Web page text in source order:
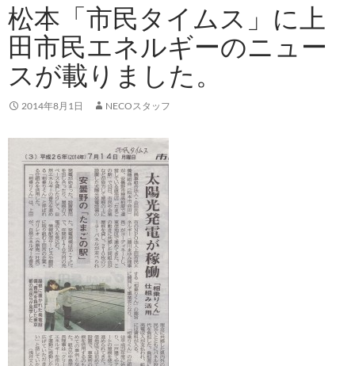
松本「市民タイムス」に上
田市民エネルギーのニュー
スが載りました。
2014年8月1日 NECOスタッフ